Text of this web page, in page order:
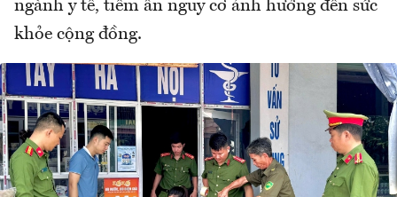
ngành y tế, tiềm ẩn nguy cơ ảnh hưởng đến sức
khỏe cộng đồng.